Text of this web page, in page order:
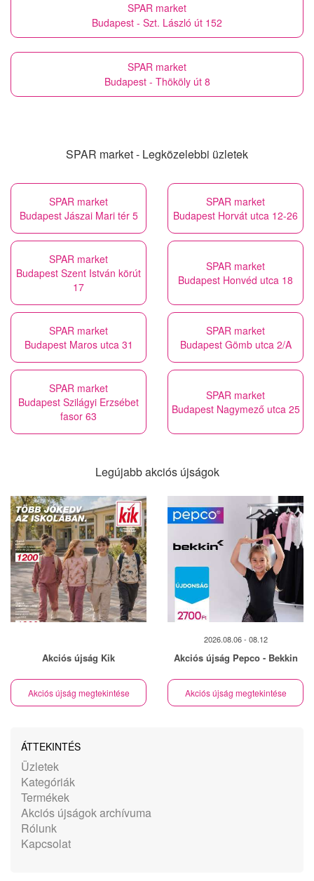
SPAR market
Budapest - Szt. László út 152
SPAR market
Budapest - Thököly út 8
SPAR market - Legközelebbi üzletek
SPAR market
Budapest Jászai Mari tér 5
SPAR market
Budapest Horvát utca 12-26
SPAR market
Budapest Szent István körút
17
SPAR market
Budapest Honvéd utca 18
SPAR market
Budapest Maros utca 31
SPAR market
Budapest Gömb utca 2/A
SPAR market
Budapest Szilágyi Erzsébet
fasor 63
SPAR market
Budapest Nagymező utca 25
Legújabb akciós újságok
Akciós újság Kik
Akciós újság megtekintése
2026.08.06 - 08.12
Akciós újság Pepco - Bekkin
Akciós újság megtekintése
ÁTTEKINTÉS
Üzletek
Kategóriák
Termékek
Akciós újságok archívuma
Rólunk
Kapcsolat